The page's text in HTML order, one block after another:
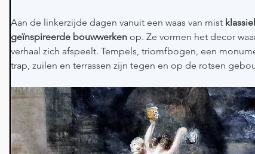
Aan de linkerzijde dagen vanuit een waas van mist
geïnspireerde bouwwerken op. Ze vormen het decor
verhaal zich afspeelt. Tempels, triomfbogen, een
trap, zuilen en terrassen zijn tegen en op de rotsen